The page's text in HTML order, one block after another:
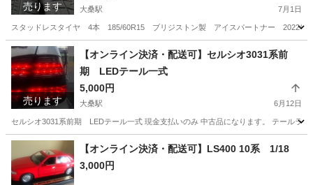
売ります 大桑駅 7月1日
スタッドレスタイヤ 4本 185/60R15 ブリジストン製 アイスパートナー 2022年製
栃木 日光市 大桑駅 タイヤ、ホイール ブリジストン
売ります
【オンライン決済・配送可】セルシオ3031系前
期 LEDテール一式
5,000円
大桑駅 6月12日
セルシオ3031系前期 LEDテール一式 現金支払いのみ 中古品になります。 テールラ
栃木 日光市 大桑駅 外装、車外用品 テール
【オンライン決済・配送可】LS400 10系 1/18
3,000円